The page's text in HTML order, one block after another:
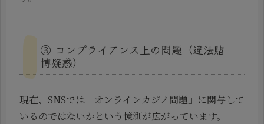
③ コンプライアンス上の問題（違法賭
博疑惑）
現在、SNSでは「オンラインカジノ問題」に関与して
いるのではないかという憶測が広がっています。